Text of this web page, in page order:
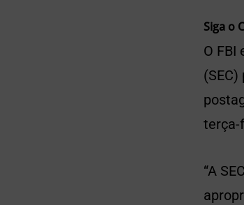
Siga o
O FBI
terça-
“A